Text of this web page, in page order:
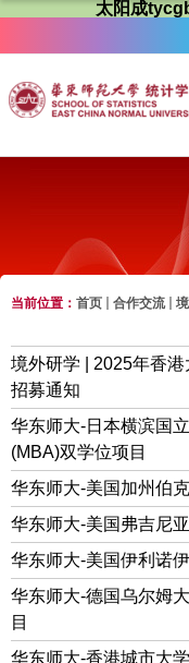
太阳成
合作交流
当前位置： 首页 合作交流
境外研学 | 2025年香
招募通知
华东师大-日本横滨国
(MBA)双学位项目
华东师大-美国加州伯
华东师大-美国弗吉尼
华东师大-美国伊利诺
华东师大-德国乌尔姆
目
华东师大-香港城市大